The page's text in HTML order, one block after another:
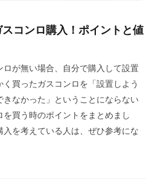
コンロ購入！ポイントと値
が無い場合、自分で購入して設置
買ったガスコンロを「設置しよう
きなかった」ということにならない
買う時のポイントをまとめまし
を考えている人は、ぜひ参考にな